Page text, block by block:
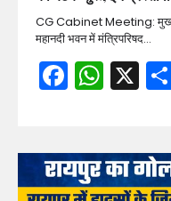
CG Cabinet Meeting:
महानदी भवन में मंत्रिपरिषद…
X